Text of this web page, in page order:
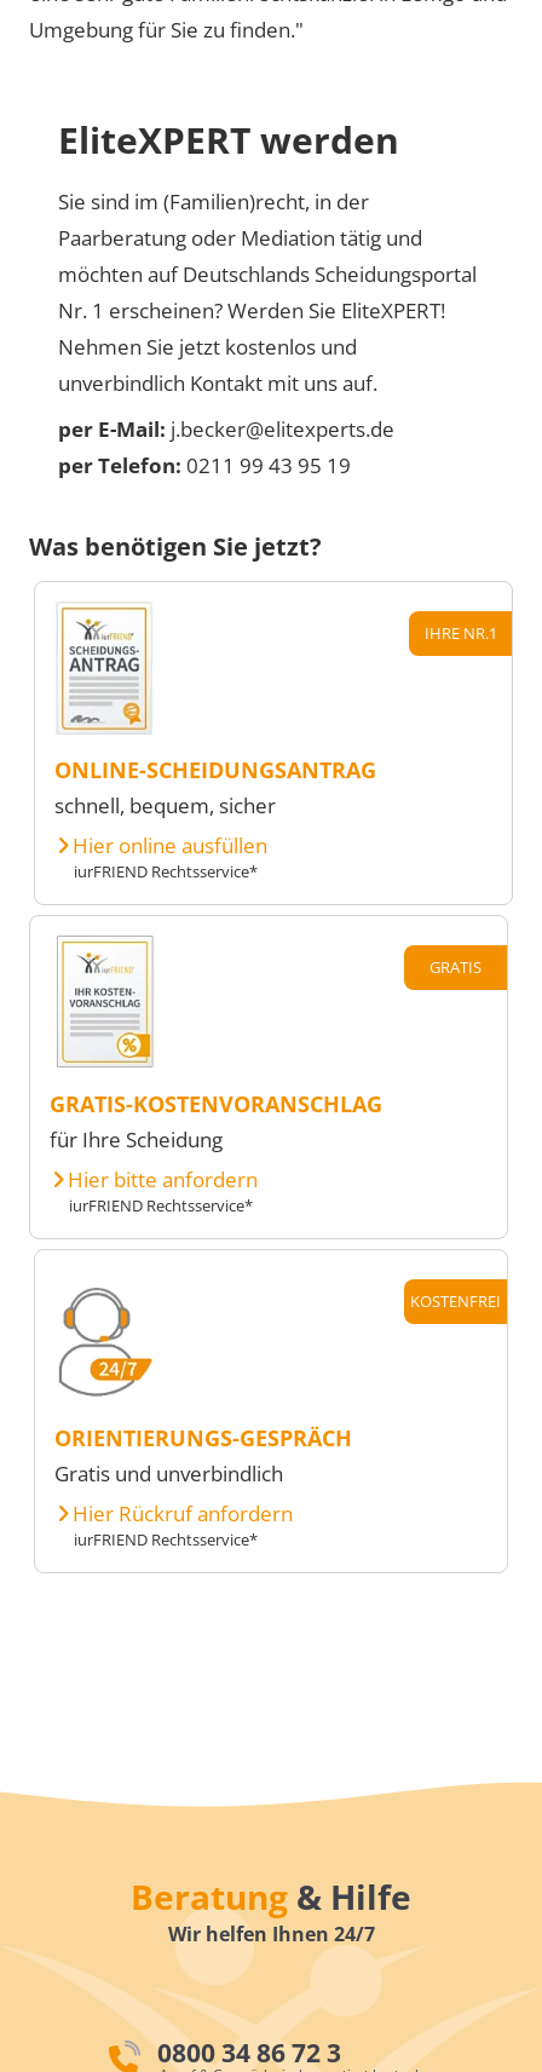
Umgebung für Sie zu finden."
EliteXPERT werden
Sie sind im (Familien)recht, in der
Paarberatung oder Mediation tätig und
möchten auf Deutschlands Scheidungsportal
Nr. 1 erscheinen? Werden Sie EliteXPERT!
Nehmen Sie jetzt kostenlos und
unverbindlich Kontakt mit uns auf.
per E-Mail: j.becker@elitexperts.de
per Telefon: 0211 99 43 95 19
Was benötigen Sie jetzt?
IHRE NR.1
ONLINE-SCHEIDUNGSANTRAG
schnell, bequem, sicher
Hier online ausfüllen
iurFRIEND Rechtsservice*
GRATIS
GRATIS-KOSTENVORANSCHLAG
für Ihre Scheidung
Hier bitte anfordern
iurFRIEND Rechtsservice*
KOSTENFREI
ORIENTIERUNGS-GESPRÄCH
Gratis und unverbindlich
Hier Rückruf anfordern
iurFRIEND Rechtsservice*
Beratung & Hilfe
Wir helfen Ihnen 24/7
0800 34 86 72 3